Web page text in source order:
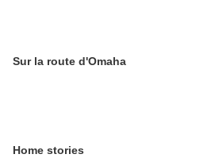
Sur la route d'Omaha
Home stories